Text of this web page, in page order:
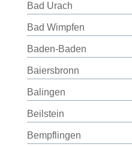
Bad Urach
Bad Wimpfen
Baden-Baden
Baiersbronn
Balingen
Beilstein
Bempflingen